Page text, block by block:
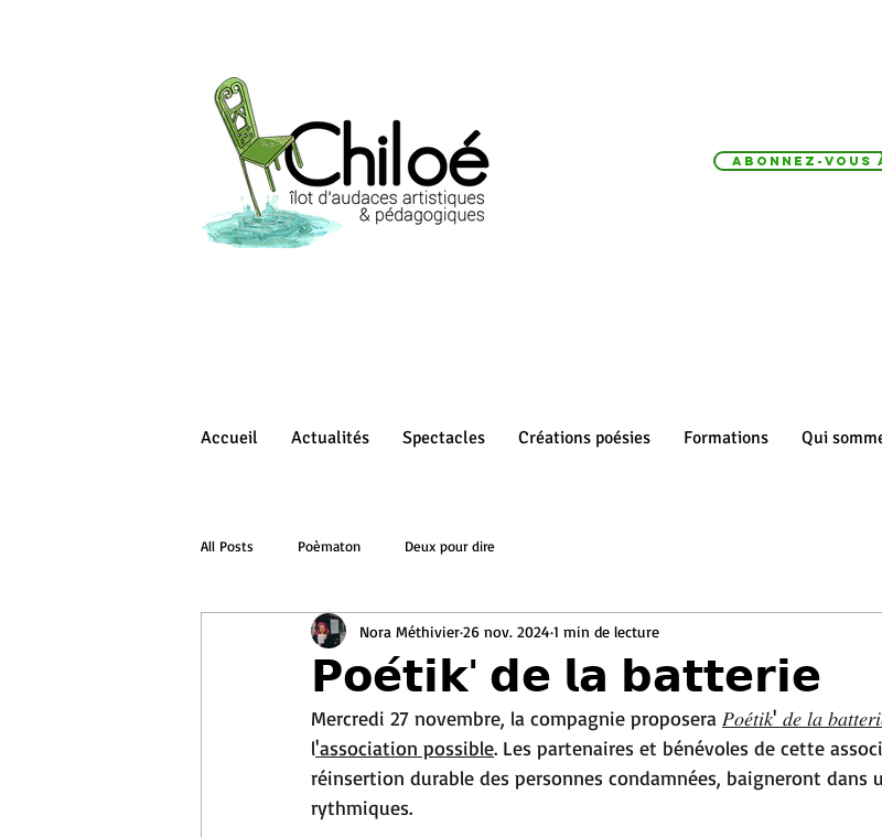
Abonnez-
Accueil Actualités Spectacles Créations poésies Formations Qui
All Posts Poèmaton Deux pour dire
𝗣𝗼𝗲́𝘁𝗶𝗸' 𝗱𝗲 𝗹𝗮 𝗯𝗮𝘁𝘁𝗲𝗿𝗶𝗲
Nora Méthivier26 nov. 2024 1 min de lecture
Mercredi 27 novembre, la compagnie proposera 𝑃𝑜𝑒́𝑡𝑖𝑘' 𝑑𝑒 𝑙𝑎
l'association possible. Les partenaires et bénévoles de cette
réinsertion durable des personnes condamnées, baigneront dans
rythmiques.